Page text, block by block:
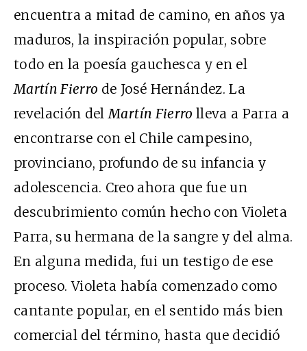
encuentra a mitad de camino, en años ya
maduros, la inspiración popular, sobre
todo en la poesía gauchesca y en el
Martín Fierro de José Hernández. La
revelación delMartín Fierro lleva a Parra a
encontrarse con el Chile campesino,
provinciano, profundo de su infancia y
adolescencia. Creo ahora que fue un
descubrimiento común hecho con Violeta
Parra, su hermana de la sangre y del alma.
En alguna medida, fui un testigo de ese
proceso. Violeta había comenzado como
cantante popular, en el sentido más bien
comercial del término, hasta que decidió